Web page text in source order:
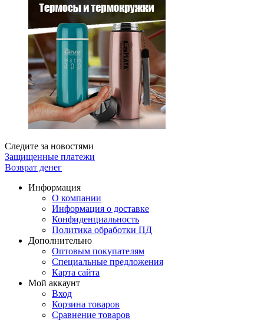
Следите за новостями
Защищенные платежи
Возврат денег
Информация
О компании
Информация о доставке
Конфиденциальность
Политика обработки ПД
Дополнительно
Оптовым покупателям
Специальные предложения
Карта сайта
Мой аккаунт
Вход
Корзина товаров
Сравнение товаров